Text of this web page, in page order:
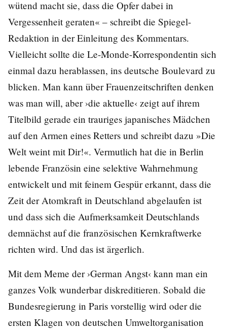
wütend macht sie, dass die Opfer dabei in
Vergessenheit geraten« – schreibt die Spiegel-
Redaktion in der Einleitung des Kommentars.
Vielleicht sollte die Le-Monde-Korrespondentin sich
einmal dazu herablassen, ins deutsche Boulevard zu
blicken. Man kann über Frauenzeitschriften denken
was man will, aber ›die aktuelle‹ zeigt auf ihrem
Titelbild gerade ein trauriges japanisches Mädchen
auf den Armen eines Retters und schreibt dazu »Die
Welt weint mit Dir!«. Vermutlich hat die in Berlin
lebende Französin eine selektive Wahrnehmung
entwickelt und mit feinem Gespür erkannt, dass die
Zeit der Atomkraft in Deutschland abgelaufen ist
und dass sich die Aufmerksamkeit Deutschlands
demnächst auf die französischen Kernkraftwerke
richten wird. Und das ist ärgerlich.
Mit dem Meme der ›German Angst‹ kann man ein
ganzes Volk wunderbar diskreditieren. Sobald die
Bundesregierung in Paris vorstellig wird oder die
ersten Klagen von deutschen Umweltorganisation